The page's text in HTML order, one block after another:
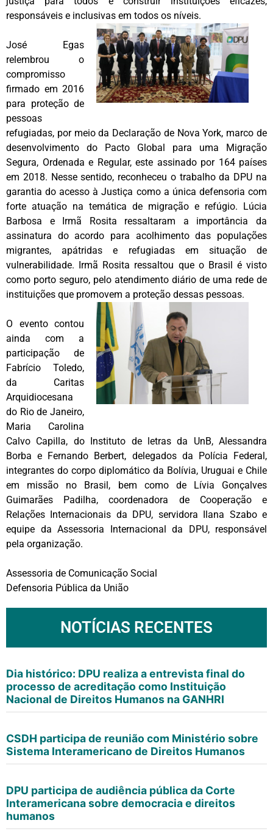
responsáveis e inclusivas em todos os níveis.
José Egas
relembrou o
compromisso
firmado em 2016
para proteção de
pessoas
refugiadas, por meio da Declaração de Nova York, marco de
desenvolvimento do Pacto Global para uma Migração
Segura, Ordenada e Regular, este assinado por 164 países
em 2018. Nesse sentido, reconheceu o trabalho da DPU na
garantia do acesso à Justiça como a única defensoria com
forte atuação na temática de migração e refúgio. Lúcia
Barbosa e Irmã Rosita ressaltaram a importância da
assinatura do acordo para acolhimento das populações
migrantes, apátridas e refugiadas em situação de
vulnerabilidade. Irmã Rosita ressaltou que o Brasil é visto
como porto seguro, pelo atendimento diário de uma rede de
instituições que promovem a proteção dessas pessoas.
O evento contou
ainda com a
participação de
Fabrício Toledo,
da Caritas
Arquidiocesana
do Rio de Janeiro,
Maria Carolina
Calvo Capilla, do Instituto de letras da UnB, Alessandra
Borba e Fernando Berbert, delegados da Polícia Federal,
integrantes do corpo diplomático da Bolívia, Uruguai e Chile
em missão no Brasil, bem como de Lívia Gonçalves
Guimarães Padilha, coordenadora de Cooperação e
Relações Internacionais da DPU, servidora Ilana Szabo e
equipe da Assessoria Internacional da DPU, responsável
pela organização.
Assessoria de Comunicação Social
Defensoria Pública da União
NOTÍCIAS RECENTES
Dia histórico: DPU realiza a entrevista final do
processo de acreditação como Instituição
Nacional de Direitos Humanos na GANHRI
CSDH participa de reunião com Ministério sobre
Sistema Interamericano de Direitos Humanos
DPU participa de audiência pública da Corte
Interamericana sobre democracia e direitos
humanos